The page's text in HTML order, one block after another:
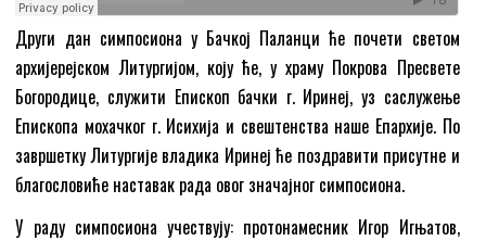
Други дан симпосиона у Бачкој Паланци ће почети светом
архијерејском Литургијом, коју ће, у храму Покрова Пресвете
Богородице, служити Епископ бачки г. Иринеј, уз саслужење
Епископа мохачког г. Исихија и свештенства наше Епархије. По
завршетку Литургије владика Иринеј ће поздравити присутне и
благословиће наставак рада овог значајног симпосиона.
У раду симпосиона учествују: протонамесник Игор Игњатов,